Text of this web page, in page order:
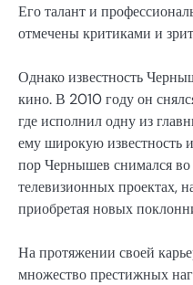
Его талант и
отмечены критиками и
Однако известность
кино. В 2010 году он
где исполнил одну из
ему широкую известность
пор Чернышев снимался
телевизионных проектах,
приобретая новых
На протяжении своей
множество престижных